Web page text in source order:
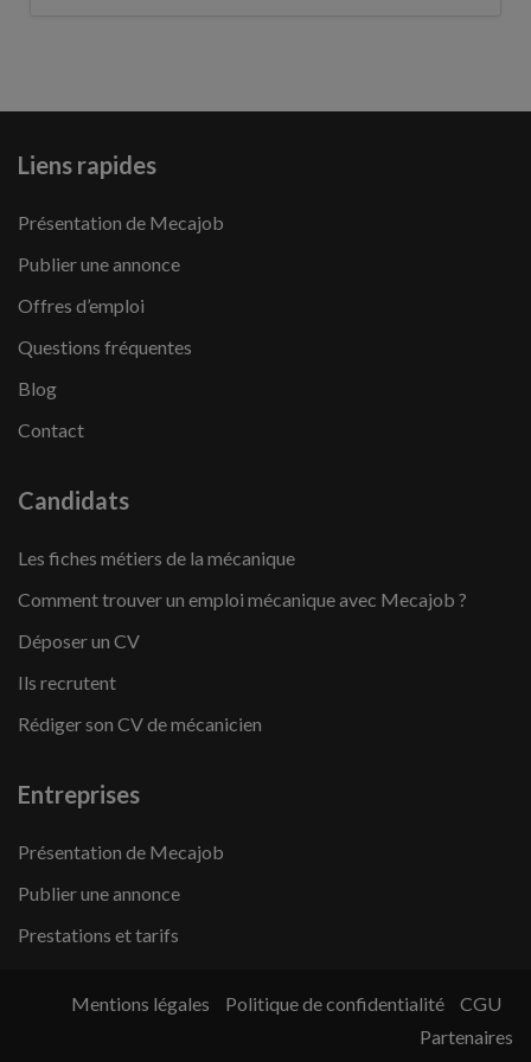
Liens rapides
Présentation de Mecajob
Publier une annonce
Offres d’emploi
Questions fréquentes
Blog
Contact
Candidats
Les fiches métiers de la mécanique
Comment trouver un emploi mécanique avec Mecajob ?
Déposer un CV
Ils recrutent
Rédiger son CV de mécanicien
Entreprises
Présentation de Mecajob
Publier une annonce
Prestations et tarifs
Mentions légales Politique de confidentialité
CGU
Partenaires